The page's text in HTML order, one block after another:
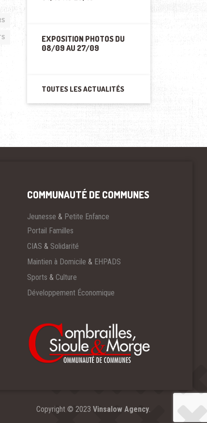
EXPOSITION PHOTOS DU
08/09 AU 27/09
TOUTES LES ACTUALITÉS
COMMUNAUTÉ DE COMMUNES
Jeunesse & Petite Enfance
Portail Familles
CIAS & Solidarité
Maintien à Domicile & EHPADS
Sports & Culture
Développement Économique
Copyright © 2023 Vinsalow Agency.